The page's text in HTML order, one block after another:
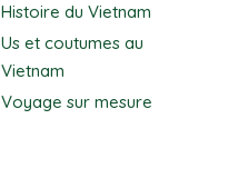
Histoire du Vietnam
Us et coutumes au
Vietnam
Voyage sur mesure